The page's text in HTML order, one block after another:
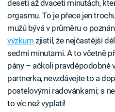
deseti až dvaceti minutách,
orgasmu. To je přece jen
mužů bývá v průměru o
výzkum zjistil, že nejčastější
sedmi minutami. A to včetně
pány – ačkoli pravděpodobně
partnerka, nevzdávejte to a
postelovými radovánkami; s
to víc než vyplatí!